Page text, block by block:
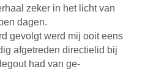
zeker in het licht van
dagen.
gevolgt werd mij ooit eens
afgetreden directielid bij
had van ge-